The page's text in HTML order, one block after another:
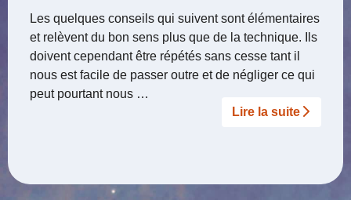
Les quelques conseils qui suivent sont élémentaires
et relèvent du bon sens plus que de la technique. Ils
doivent cependant être répétés sans cesse tant il
nous est facile de passer outre et de négliger ce qui
peut pourtant nous …
Lire la suite­­